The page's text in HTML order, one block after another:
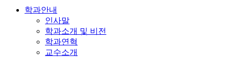
학과안내
인사말
학과소개 및 비전
학과연혁
교수소개